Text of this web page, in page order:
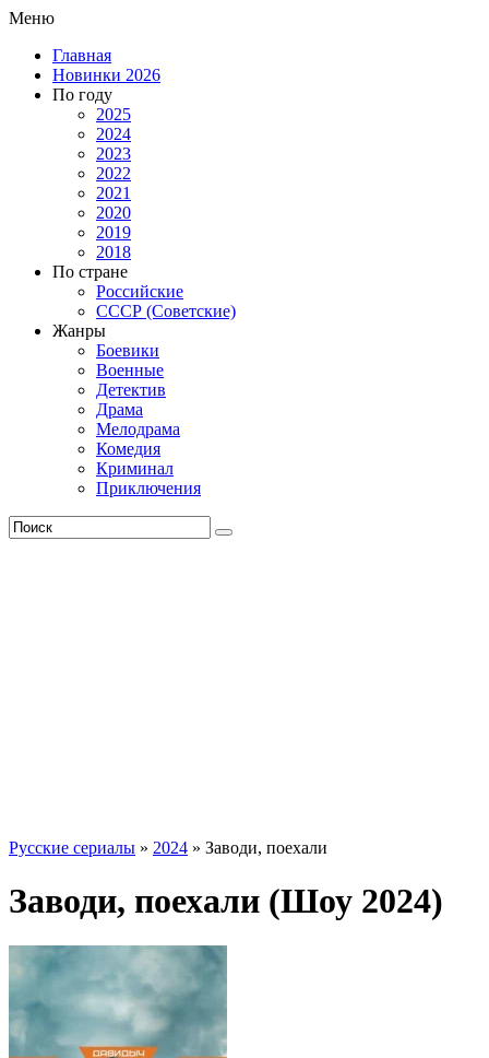
Меню
Главная
Новинки 2026
По году
2025
2024
2023
2022
2021
2020
2019
2018
По стране
Российские
СССР (Советские)
Жанры
Боевики
Военные
Детектив
Драма
Мелодрама
Комедия
Криминал
Приключения
Русские сериалы » 2024 » Заводи, поехали
Заводи, поехали (Шоу 2024)